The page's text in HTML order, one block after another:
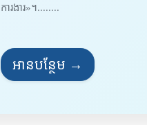
ការងារ»។........
អានបន្ថែម →